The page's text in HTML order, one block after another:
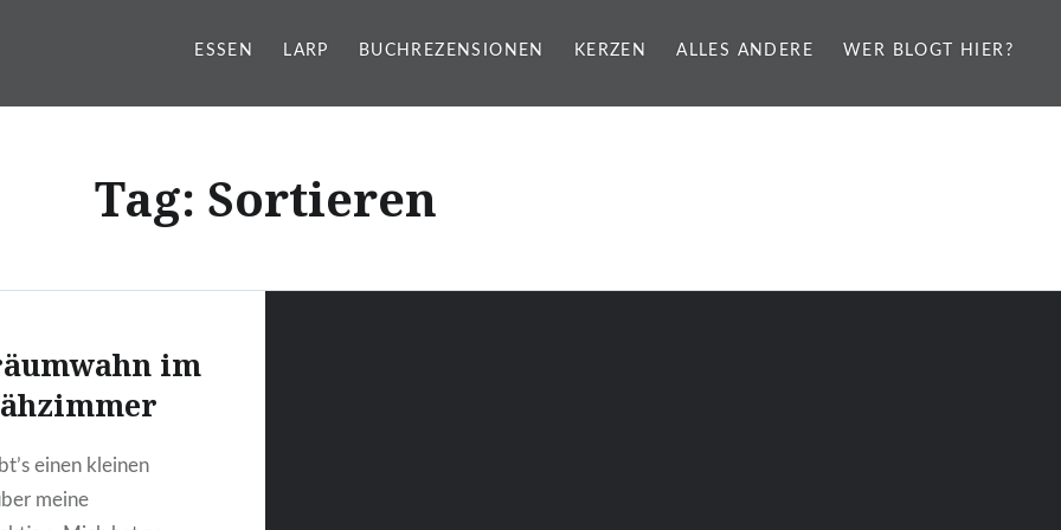
ESSEN LARP BUCHREZENSIONEN KERZEN ALLES ANDERE WER BLOGT HIER?
Tag: Sortieren
im
einen kleinen
meine